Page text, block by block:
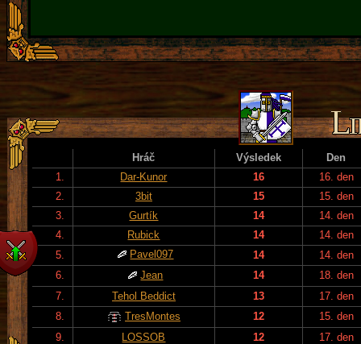
Hráč Výsledek
Den
1.
Dar-Kunor 16
16. den
2.
3bit 15
15. den
3.
Gurtík 14
14. den
4.
Rubick 14
14. den
5.
Pavel097 14
14. den
6.
Jean 14
18. den
7.
Tehol Beddict 13
17. den
8.
TresMontes 12
15. den
9.
LOSSOB 12
17. den